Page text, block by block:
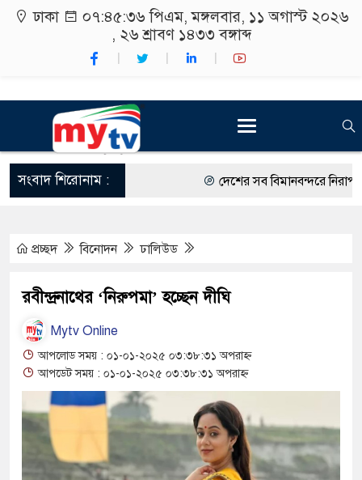
ঢাকা ০৭:৪৫:৩৭ পিএম, মঙ্গলবার, ১১ অগাস্ট ২০২৬ ,
২৬ শ্রাবণ ১৪৩৩বঙ্গাব্দ
সংবাদ শিরোনাম : দেশের সব বিমানবন্দরে নিরাপত্তা
কর্মসূচীর শুভসূচনা।
রং ফর্সাকারী ৮ ব্র্যান্ডের ক্রিমে
থাকায় বিক্রিতে নিষেধাজ্ঞা
অত্যাচারের ছবি যেন আর তুলতে
আলাল
প্রচ্ছদ বিনোদন ঢালিউড
রবীন্দ্রনাথের ‘নিরুপমা’ হচ্ছেন দীঘি
Mytv Online
আপলোড সময় : ০১-০১-২০২৫ ০৩:৩৮:৩১ অপরাহ্ন
আপডেট সময় : ০১-০১-২০২৫ ০৩:৩৮:৩১ অপরাহ্ন